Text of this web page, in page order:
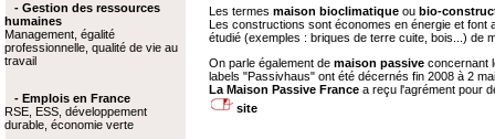
- Gestion des ressources
humaines
Management, égalité
professionnelle, qualité de vie au
travail
- Emplois en France
RSE, ESS, développement
durable, économie verte
Les termes maison bioclimatique ou bio-
Les constructions sont économes en énergie et font
étudié (exemples : briques de terre cuite, bois...) de
On parle également de maison passive concernant
labels "Passivhaus" ont été décernés fin 2008 à 2
La Maison Passive France a reçu l'agrément pour
site